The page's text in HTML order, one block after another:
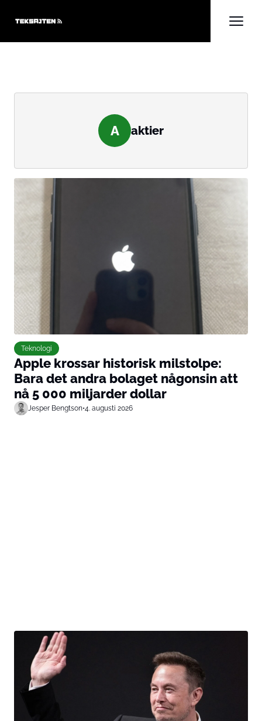
A aktier
Teknologi
Apple krossar historisk milstolpe:
Bara det andra bolaget någonsin att
nå 5 000 miljarder dollar
Jesper Bengtson•4. augusti 2026